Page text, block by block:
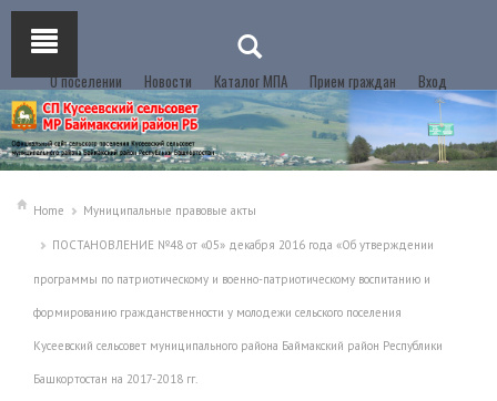
О поселении Новости Каталог МПА Прием граждан Вход
Home Муниципальные правовые акты
ПОСТАНОВЛЕНИЕ №48 от «05» декабря 2016 года «Об утверждении
программы по патриотическому и военно-патриотическому воспитанию и
формированию гражданственности у молодежи сельского поселения
Кусеевский сельсовет муниципального района Баймакский район Республики
Башкортостан на 2017-2018 гг.